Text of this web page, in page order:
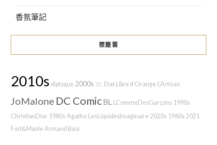
香氛筆記
標籤雲
2010s diptyque 2000s DC Etat Libre d’Orange L'Artisan
JoMalone DC Comic BL LCommeDesGarçons 1990s
ChristianDior 1980s Agatho LesLiquidesImaginaire 2020s 1960s 2021
Fort&Manle Armand Basi